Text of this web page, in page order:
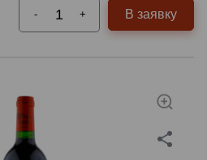
- + В заявку